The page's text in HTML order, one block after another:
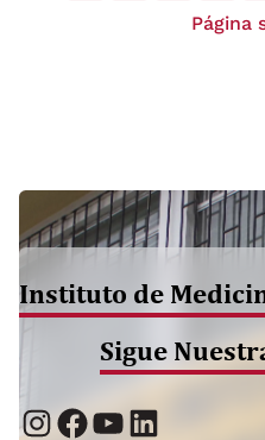
Página
Instituto de
Sigue
Instagram
Facebook
YouTube
LinkedIn